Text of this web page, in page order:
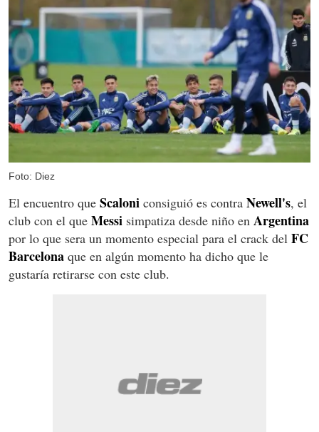
Foto: Diez
El encuentro que Scaloni consiguió es contra Newell's, el
club con el que Messi simpatiza desde niño en Argentina
por lo que sera un momento especial para el crack del FC
Barcelona que en algún momento ha dicho que le
gustaría retirarse con este club.